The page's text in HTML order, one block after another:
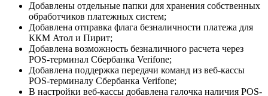
Добавлены отдельные папки для хранения собственных
обработчиков платежных систем;
Добавлена отправка флага безналичности платежа для
ККМ Атол и Пирит;
Добавлена возможность безналичного расчета через
POS-терминал Сбербанка Verifone;
Добавлена поддержка передачи команд из веб-кассы
POS-терминалу Сбербанка Verifone;
В настройки веб-кассы добавлена галочка наличия POS-